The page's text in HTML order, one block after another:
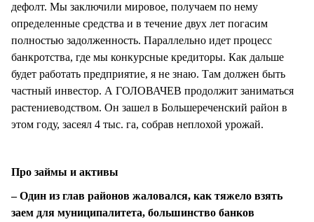
дефолт. Мы заключили мировое, получаем по нему
определенные средства и в течение двух лет погасим
полностью задолженность. Параллельно идет процесс
банкротства, где мы конкурсные кредиторы. Как дальше
будет работать предприятие, я не знаю. Там должен быть
частный инвестор. А ГОЛОВАЧЕВ продолжит заниматься
растениеводством. Он зашел в Большереченский район в
этом году, засеял 4 тыс. га, собрав неплохой урожай.
Про займы и активы
– Один из глав районов жаловался, как тяжело взять
заем для муниципалитета, большинство банков